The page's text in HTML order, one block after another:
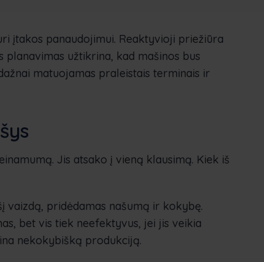
įtakos panaudojimui. Reaktyvioji priežiūra
užtikrina, kad mašinos bus
matuojamas praleistais terminais ir
Jis atsako į vieną klausimą. Kiek iš
vaizdą, pridėdamas našumą ir kokybę.
bet vis tiek neefektyvus, jei jis veikia
nekokybišką produkciją.